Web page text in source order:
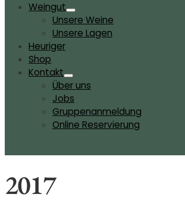
Weingut
Unsere Weine
Unsere Lagen
Heuriger
Shop
Kontakt
Über uns
Jobs
Gruppenanmeldung
Online Reservierung
2017